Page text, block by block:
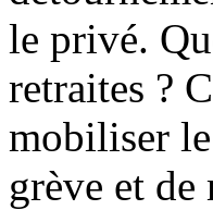
le privé.
retraites ?
mobiliser
grève et